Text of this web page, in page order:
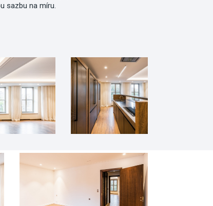
sazbu na míru.